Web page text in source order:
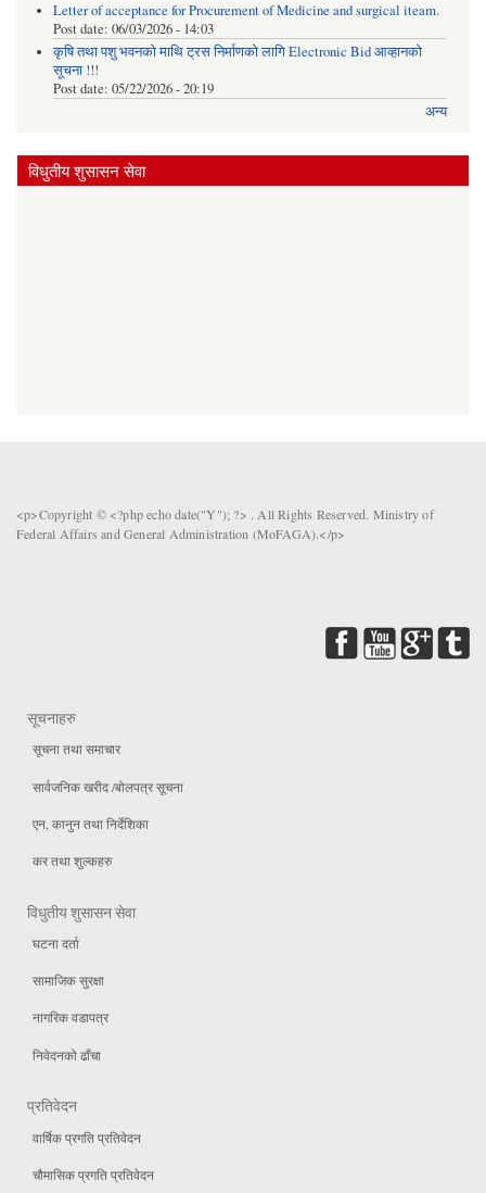
Letter of acceptance for Procurement of Medicine and surgical iteam.
Post date: 06/03/2026 - 14:03
कृषि तथा पशु भवनको माथि ट्रस निर्माणको लागि Electronic Bid आव्हानको
सूचना !!!
Post date: 05/22/2026 - 20:19
अन्य
विधुतीय शुसासन सेवा
<p>Copyright © <?php echo date("Y"); ?> . All Rights Reserved. Ministry of
Federal Affairs and General Administration (MoFAGA).</p>
सूचनाहरु
सूचना तथा समाचार
सार्वजनिक खरीद /बोलपत्र सूचना
एन, कानुन तथा निर्देशिका
कर तथा शुल्कहरु
विधुतीय शुसासन सेवा
घटना दर्ता
सामाजिक सुरक्षा
नागरिक वडापत्र
निवेदनको ढाँचा
प्रतिवेदन
वार्षिक प्रगति प्रतिवेदन
चौमासिक प्रगति प्रतिवेदन